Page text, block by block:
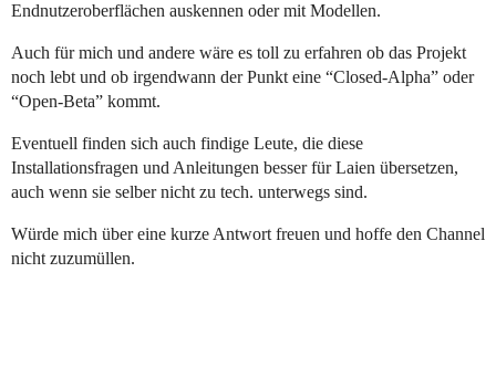
Endnutzeroberflächen auskennen oder mit Modellen.
Auch für mich und andere wäre es toll zu erfahren ob das Projekt
noch lebt und ob irgendwann der Punkt eine “Closed-Alpha” oder
“Open-Beta” kommt.
Eventuell finden sich auch findige Leute, die diese
Installationsfragen und Anleitungen besser für Laien übersetzen,
auch wenn sie selber nicht zu tech. unterwegs sind.
Würde mich über eine kurze Antwort freuen und hoffe den Channel
nicht zuzumüllen.